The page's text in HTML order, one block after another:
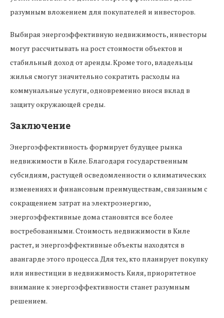
разумным вложением для покупателей и инвесторов.
Выбирая энергоэффективную недвижимость, инвесторы
могут рассчитывать на рост стоимости объектов и
стабильный доход от аренды. Кроме того, владельцы
жилья смогут значительно сократить расходы на
коммунальные услуги, одновременно внося вклад в
защиту окружающей среды.
Заключение
Энергоэффективность формирует будущее рынка
недвижимости в Киле. Благодаря государственным
субсидиям, растущей осведомленности о климатических
изменениях и финансовым преимуществам, связанным с
сокращением затрат на электроэнергию,
энергоэффективные дома становятся все более
востребованными. Стоимость недвижимости в Киле
растет, и энергоэффективные объекты находятся в
авангарде этого процесса. Для тех, кто планирует покупку
или инвестиции в недвижимость Киля, приоритетное
внимание к энергоэффективности станет разумным
решением.